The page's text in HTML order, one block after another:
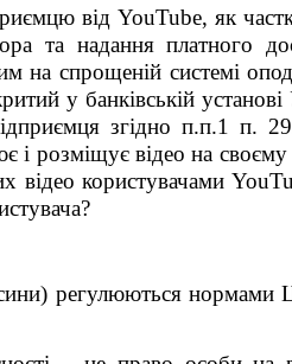
від YouTube, як
та надання платного
на спрощеній системі
у банківській
згідно п.п.1 п.
і розміщує відео на своєму
відео користувачами
регулюються нормами